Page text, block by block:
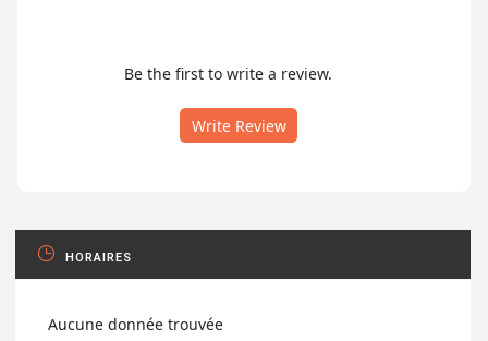
Be the first to write a review.
Write Review
HORAIRES
Aucune donnée trouvée